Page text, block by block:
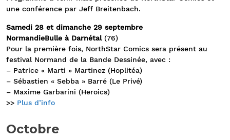
une conférence par Jeff Breitenbach.
Samedi 28 et dimanche 29 septembre
NormandieBulle à Darnétal(76)
Pour la première fois, NorthStar Comics sera présent au
festival Normand de la Bande Dessinée, avec :
– Patrice « Marti » Martinez (Hoplitéa)
– Sébastien « Sebba » Barré (Le Privé)
– Maxime Garbarini (Heroics)
>> Plus d’info
Octobre